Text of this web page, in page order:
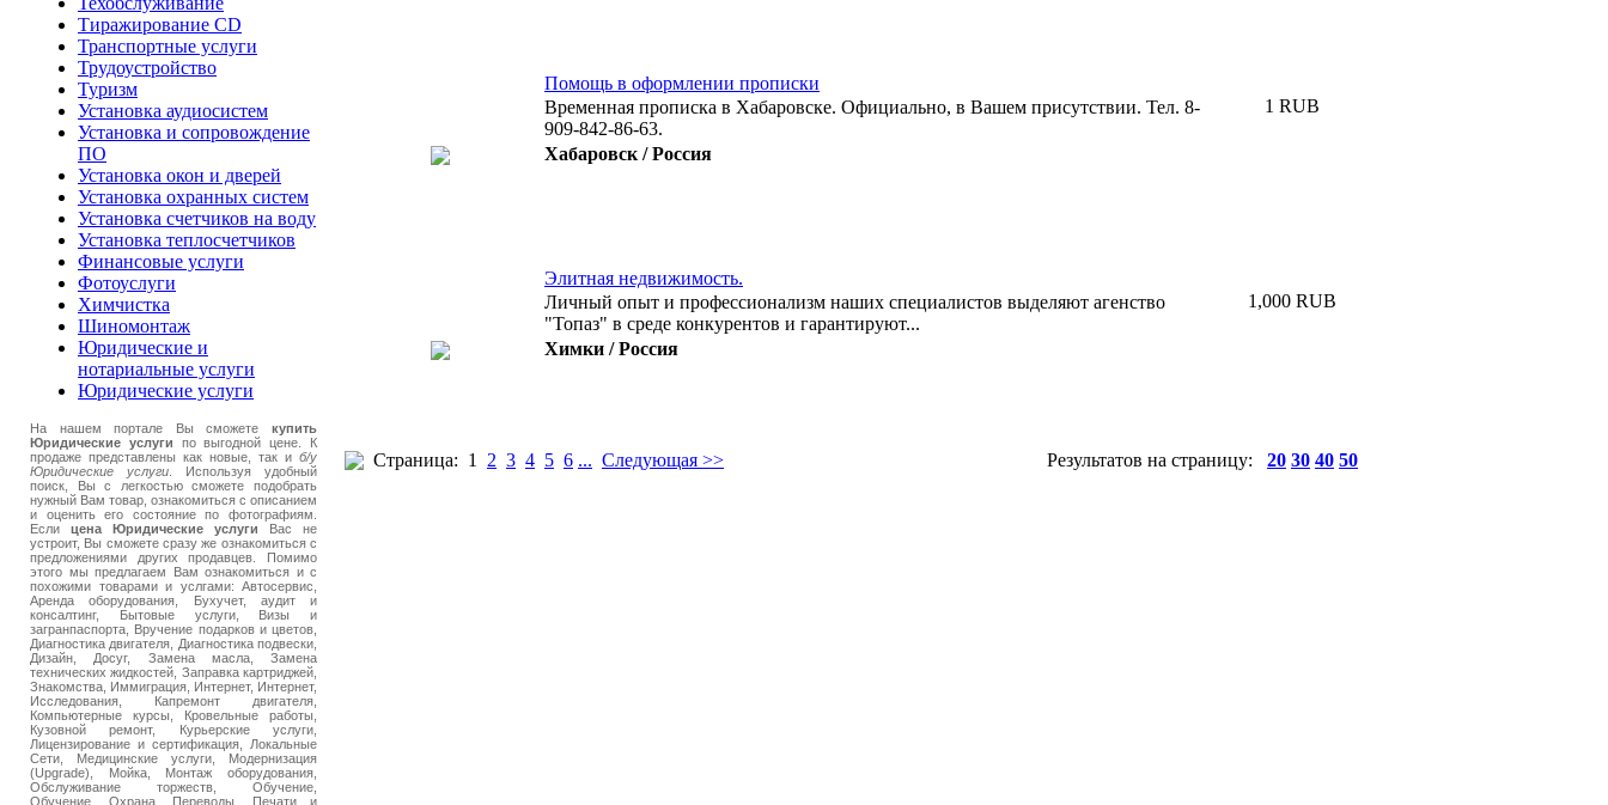
Тиражирование CD
Транспортные услуги
Трудоустройство
Туризм
Установка аудиосистем
Установка и сопровождение
ПО
Установка окон и дверей
Установка охранных систем
Установка счетчиков на воду
Установка теплосчетчиков
Финансовые услуги
Фотоуслуги
Химчистка
Шиномонтаж
Юридические и
нотариальные услуги
Юридические услуги
На нашем портале Вы сможете купить
Юридические услуги по выгодной цене. К
продаже представлены как новые, так и б/у
Юридические услуги . Используя удобный
поиск, Вы с легкостью сможете подобрать
нужный Вам товар, ознакомиться с описанием
и оценить его состояние по фотографиям.
Если цена Юридические услуги Вас не
устроит, Вы сможете сразу же ознакомиться с
предложениями других продавцев. Помимо
этого мы предлагаем Вам ознакомиться и с
похожими товарами и услгами: Автосервис,
Аренда оборудования, Бухучет, аудит и
консалтинг, Бытовые услуги, Визы и
загранпаспорта, Вручение подарков и цветов,
Диагностика двигателя, Диагностика подвески,
Дизайн, Досуг, Замена масла, Замена
технических жидкостей, Заправка картриджей,
Знакомства, Иммиграция, Интернет, Интернет,
Исследования, Капремонт двигателя,
Компьютерные курсы, Кровельные работы,
Кузовной ремонт, Курьерские услуги,
Лицензирование и сертификация, Локальные
Сети, Медицинские услуги, Модернизация
(Upgrade), Мойка, Монтаж оборудования,
Обслуживание торжеств, Обучение,
Обучение, Охрана, Переводы, Печати и
Помощь в оформлении прописки
Временная прописка в Хабаровске. Официально, в Вашем присутствии. Тел. 8-
909-842-86-63.
Хабаровск / Россия
1 RUB
Элитная недвижимость.
Личный опыт и профессионализм наших специалистов выделяют агенство
"Топаз" в среде конкурентов и гарантируют...
Химки / Россия
1,000 RUB
Страница: 1 2 3 4 5 6 ... Следующая >> Результатов на страницу: 20 30 40 50